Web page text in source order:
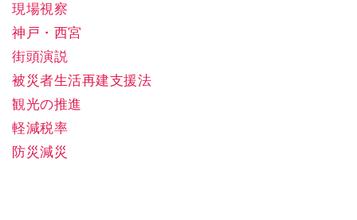
現場視察
神戸・西宮
街頭演説
被災者生活再建支援法
観光の推進
軽減税率
防災減災